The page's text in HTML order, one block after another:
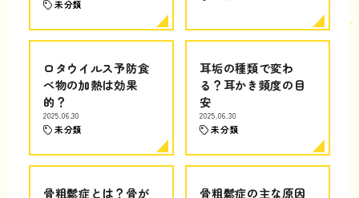
未分類
ロタウイルス予防食
べ物の加熱は効果
的？
2025.06.30
未分類
耳垢の種類で変わ
る？耳かき頻度の目
安
2025.06.30
未分類
骨粗鬆症とは？骨が
骨粗鬆症の主な原因